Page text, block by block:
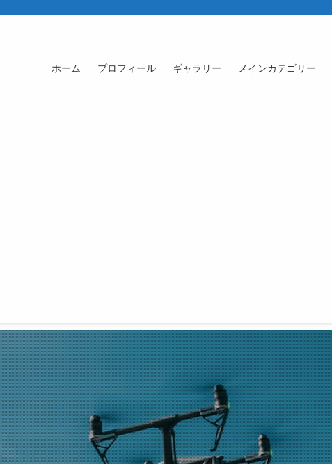
ホーム プロフィール ギャラリー メインカテゴリー